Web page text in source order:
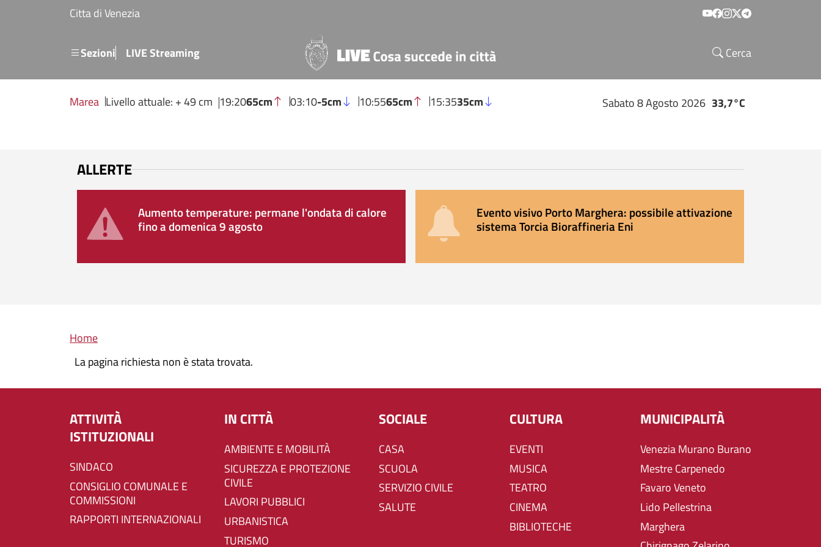
Salta al contenuto principale
Citta di Venezia Social menu
SezioniMenu secondario
LIVE Streaming Cerca
Marea Livello attuale: + 49 cm 19:2065cm 03:10-5cm 10:5565cm 15:3535cm Sabato 8 Agosto 2026 33,7°C
ALLERTE
Aumento temperature: permane l'ondata di calore
fino a domenica 9 agosto
Evento visivo Porto Marghera: possibile attivazione
sistema Torcia Bioraffineria Eni
Briciole di pane
Home
La pagina richiesta non è stata trovata.
ATTIVITÀ
ISTITUZIONALI
SINDACO
CONSIGLIO COMUNALE E
COMMISSIONI
RAPPORTI INTERNAZIONALI
IN CITTÀ
AMBIENTE E MOBILITÀ
SICUREZZA E PROTEZIONE
CIVILE
LAVORI PUBBLICI
URBANISTICA
TURISMO
SOCIALE
CASA
SCUOLA
SERVIZIO CIVILE
SALUTE
CULTURA
EVENTI
MUSICA
TEATRO
CINEMA
BIBLIOTECHE
MUNICIPALITÀ
Venezia Murano Burano
Mestre Carpenedo
Favaro Veneto
Lido Pellestrina
Marghera